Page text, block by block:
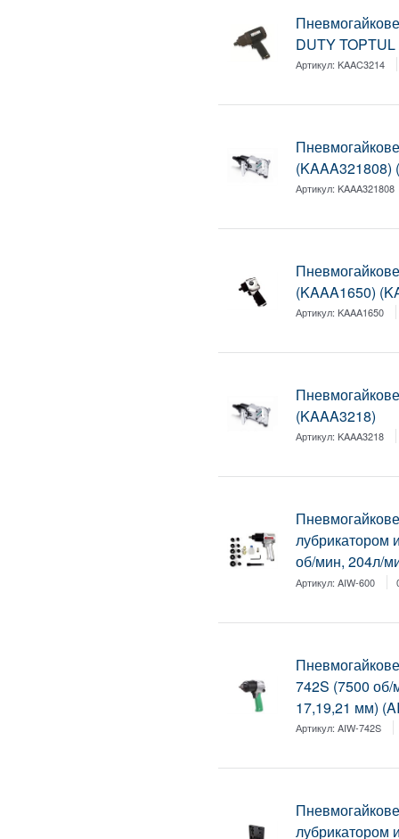
DUTY
Артикул:KAAC3214
(KAAA321808)
Артикул:KAAA321808
(KAAA1650)
Артикул:KAAA1650
(KAAA3218)
Артикул:KAAA3218
лубрикатором
об/мин, 204л/
Артикул:AIW-600
742S (7500 об/
17,19,21 мм)
Артикул:AIW-742S
лубрикатором